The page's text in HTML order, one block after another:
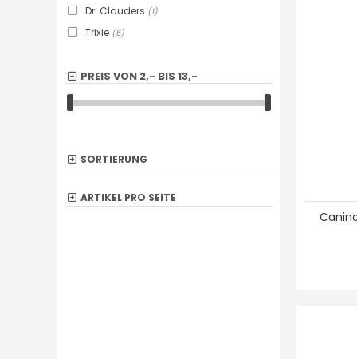
Dr. Clauders (1)
Trixie (5)
PREIS VON 2,- BIS 13,-
SORTIERUNG
ARTIKEL PRO SEITE